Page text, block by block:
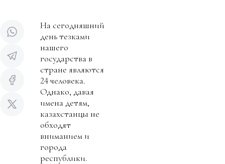
На сегодняшний
день тезками
нашего
государства в
стране являются
24 человека.
Однако, давая
имена детям,
казахстанцы не
обходят
вниманием и
города
республики.